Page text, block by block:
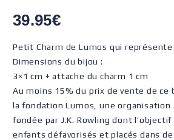
39.95€
Petit Charm de Lumos qui représente
Dimensions du bijou :
3×1 cm + attache du charm 1 cm
Au moins 15% du prix de vente de ce
la fondation Lumos, une
fondée par J.K. Rowling dont l’objectif
enfants défavorisés et placés dans